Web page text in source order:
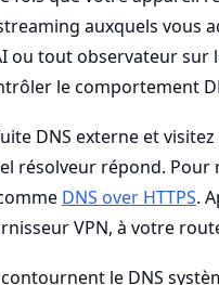
auxquels vous
ou tout observateur sur
le comportement
DNS externe et
résolveur répond. Pour
DNS over HTTPS.
VPN, à votre
le DNS